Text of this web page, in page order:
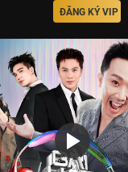
ĐĂNG KÝ VIP